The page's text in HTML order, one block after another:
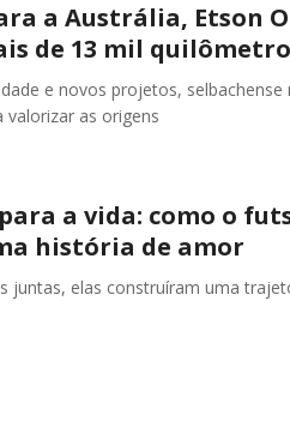
a Austrália, Etson
de 13 mil
e novos projetos,
valorizar as origens
a vida: como o
história de amor
juntas, elas construíram uma